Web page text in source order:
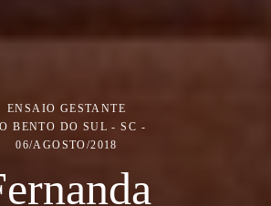
ENSAIO GESTANTE
BENTO DO SUL - SC
06/AGOSTO/2018